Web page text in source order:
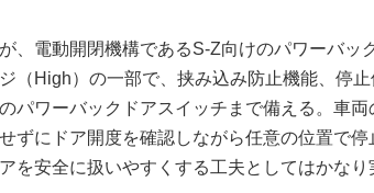
、電動開閉機構であるS-Z向けのパワーバッ
（High）の一部で、挟み込み防止機能、停
パワーバックドアスイッチまで備える。車両
ずにドア開度を確認しながら任意の位置で停
を安全に扱いやすくする工夫としてはかなり